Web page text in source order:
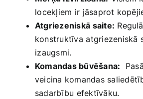
⁣locekļiem ir⁣ jāsaprot
Atgriezeniskā⁢ saite:
konstruktīva⁢ atgriezeniskā
⁣izaugsmi.
Komandas būvēšana:
veicina komandas
sadarbību ⁢efektīvāku.